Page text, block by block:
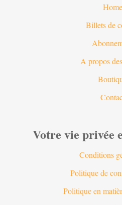
Home
Billets de
A propos
Votre vie privée
Conditions
Politique de
Politique en